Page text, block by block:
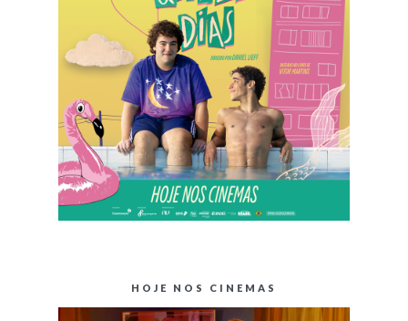
HOJE NOS CINEMAS